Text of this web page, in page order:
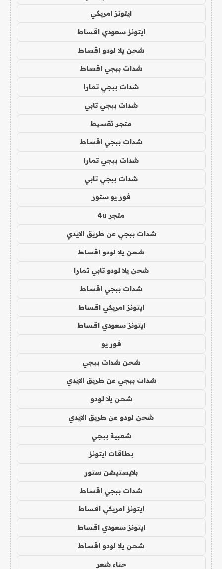
ايتونز امريكي
ايتونز سعودي اقساط
شحن يلا لودو اقساط
شدات ببجي اقساط
شدات ببجي تمارا
شدات ببجي تابي
متجر تقسيط
شدات ببجي اقساط
شدات ببجي تمارا
شدات ببجي تابي
فور يو ستور
متجر 4u
شدات ببجي عن طريق الايدي
شحن يلا لودو اقساط
شحن يلا لودو تابي تمارا
شدات ببجي اقساط
ايتونز امريكي اقساط
ايتونز سعودي اقساط
فور يو
شحن شدات ببجي
شدات ببجي عن طريق الايدي
شحن يلا لودو
شحن لودو عن طريق الايدي
شعبية ببجي
بطاقات ايتونز
بلايستيشن ستور
شدات ببجي اقساط
ايتونز امريكي اقساط
ايتونز سعودي اقساط
شحن يلا لودو اقساط
حناء شعر